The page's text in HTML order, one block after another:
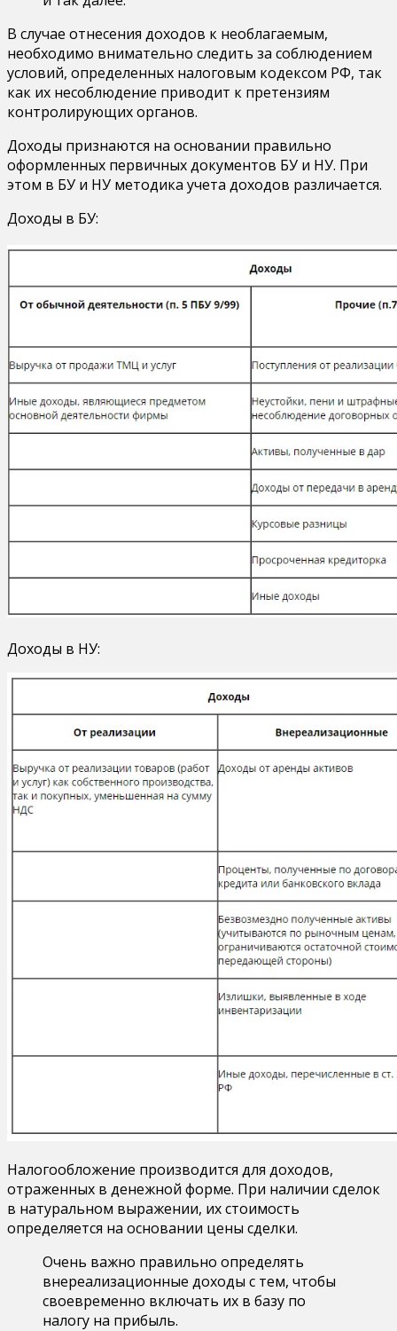
В случае отнесения доходов к необлагаемым,
необходимо внимательно следить за соблюдением
условий, определенных налоговым кодексом РФ, так
как их несоблюдение приводит к претензиям
контролирующих органов.
Доходы признаются на основании правильно
оформленных первичных документов БУ и НУ. При
этом в БУ и НУ методика учета доходов различается.
Доходы в БУ:
Доходы в НУ:
Налогообложение производится для доходов,
отраженных в денежной форме. При наличии сделок
в натуральном выражении, их стоимость
определяется на основании цены сделки.
Очень важно правильно определять
внереализационные доходы с тем, чтобы
своевременно включать их в базу по
налогу на прибыль.